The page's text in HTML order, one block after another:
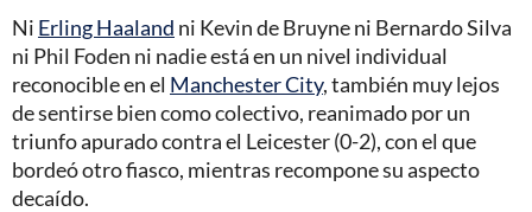
Ni Erling Haaland ni Kevin de Bruyne ni Bernardo Silva
ni Phil Foden ni nadie está en un nivel individual
reconocible en el Manchester City, también muy lejos
de sentirse bien como colectivo, reanimado por un
triunfo apurado contra el Leicester (0-2), con el que
bordeó otro fiasco, mientras recompone su aspecto
decaído.